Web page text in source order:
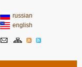
russian
english